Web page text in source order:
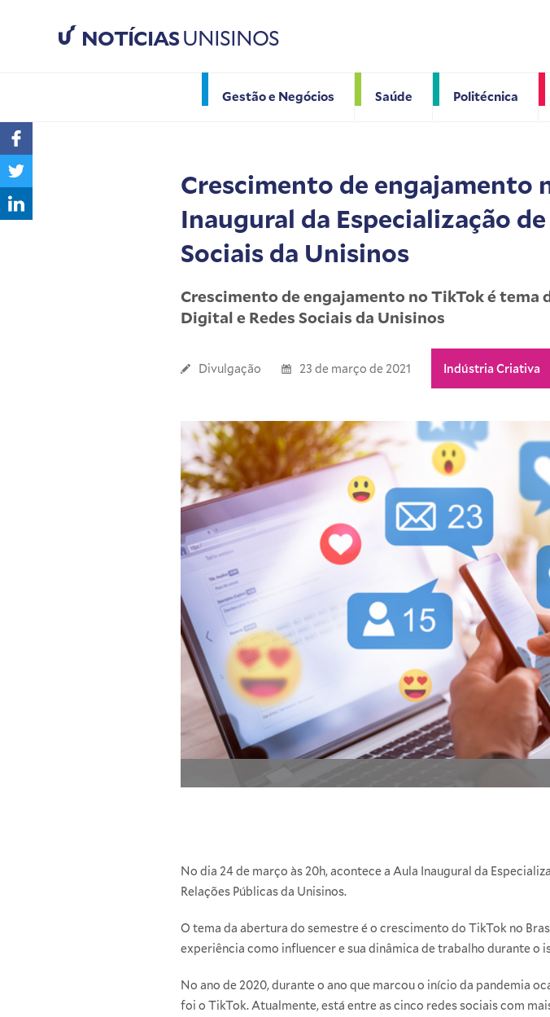
NOTÍCIASUNISINOS
Gestão e Negócios Saúde Politécnica
Crescimento de engajamento
Inaugural da Especialização
Sociais da Unisinos
Crescimento de engajamento no TikTok é tema
Digital e Redes Sociais da Unisinos
Divulgação 23 de março de 2021 Indústria Criativa
No dia 24 de março às 20h, acontece a Aula Inaugural da
Relações Públicas da Unisinos.
O tema da abertura do semestre é o crescimento do TikTok no
experiência como influencer e sua dinâmica de trabalho durante o
No ano de 2020, durante o ano que marcou o início da pandemia
foi o TikTok. Atualmente, está entre as cinco redes sociais com